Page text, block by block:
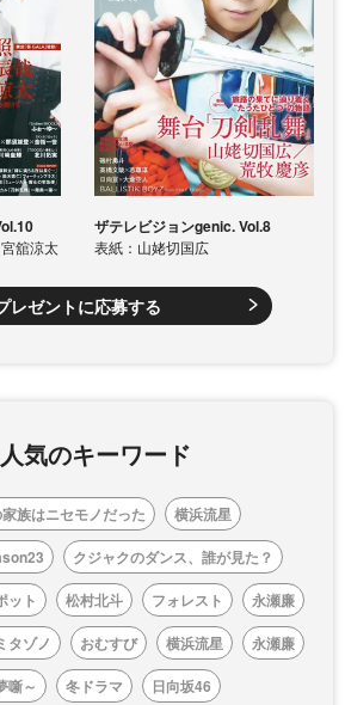
舘涼太
ザテレビジョンgenic. Vol.8
表紙：山姥切国広
レゼントに応募する
人気のキーワード
族はニセモノだった
横浜流星
クジャクのダンス、誰が見た？
ット 松村北斗 フォレスト
永瀬廉
タゾノ おむすび 横浜流星
永瀬廉
噺～
冬ドラマ
日向坂46